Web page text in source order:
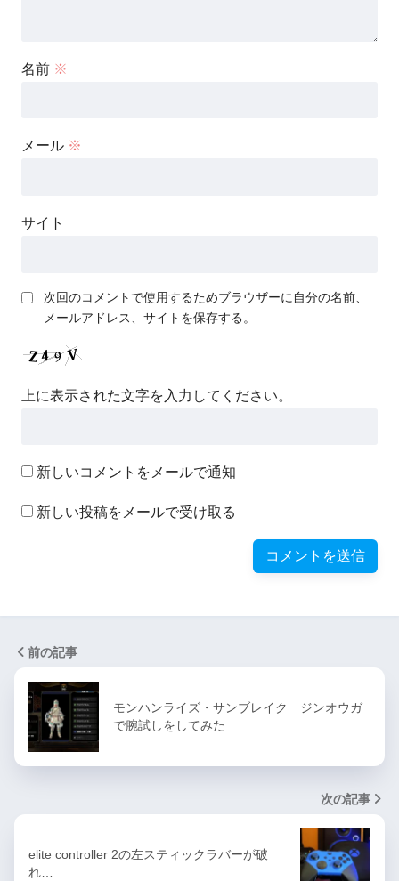
名前 ※
メール ※
サイト
次回のコメントで使用するためブラウザーに自分の名前、
メールアドレス、サイトを保存する。
上に表示された文字を入力してください。
新しいコメントをメールで通知
新しい投稿をメールで受け取る
前の記事
モンハンライズ・サンブレイク ジンオウガ
で腕試しをしてみた
次の記事
elite controller 2の左スティックラバーが破
れ…